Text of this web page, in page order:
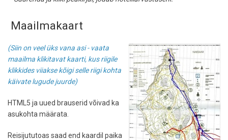
Maailmakaart
(Siin on veel üks vana asi - vaata
maailma klikitavat kaarti, kus riigile
klikkides viiakse kõigi selle riigi kohta
käivate lugude juurde)
HTML5 ja uued brauserid võivad ka
asukohta määrata.
Reisijututoas saad end kaardil paika